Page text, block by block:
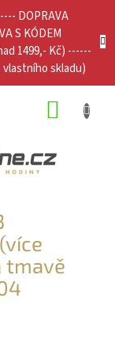
DOPRAVA
S KÓDEM
1499,- Kč) ------
vlastního skladu)
tmavě